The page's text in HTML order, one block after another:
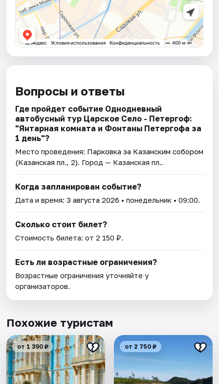
Вопросы и ответы
Где пройдет событие Однодневный
автобусный тур Царское Село - Петергоф:
"Янтарная комната и Фонтаны Петергофа за
1 день"?
Место проведения: Парковка за Казанским собором
(Казанская пл., 2). Город — Казанская пл..
Когда запланирован событие?
Дата и время:3 августа 2026 • понедельник • 09:00.
Сколько стоит билет?
Стоимость билета: от 2 150 ₽.
Есть ли возрастные ограничения?
Возрастные ограничения уточняйте у
организаторов.
Похожие туристам
от 1 390 ₽ от 2 750 ₽